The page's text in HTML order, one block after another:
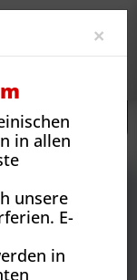
(WKF)
×
in allen
unsere
E-
in